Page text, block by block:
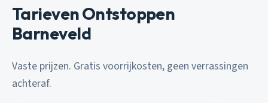
Tarieven Ontstoppen
Barneveld
Vaste prijzen. Gratis voorrijkosten, geen verrassingen
achteraf.